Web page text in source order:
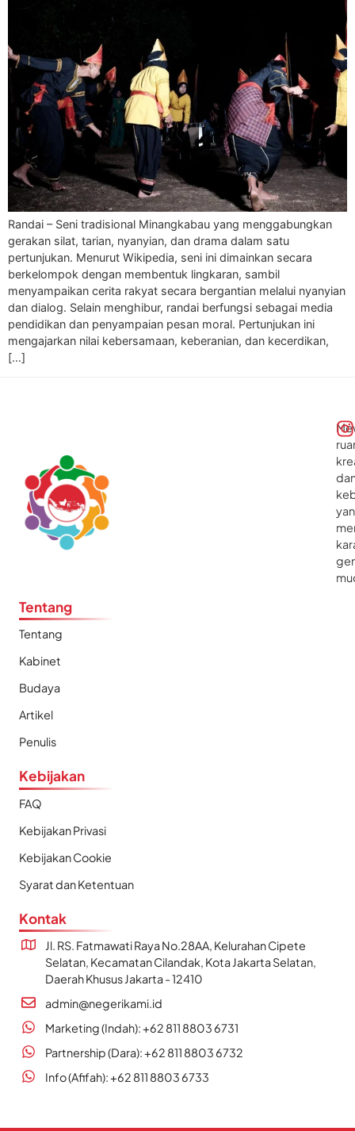
Randai – Seni tradisional Minangkabau yang menggabungkan
gerakan silat, tarian, nyanyian, dan drama dalam satu
pertunjukan. Menurut Wikipedia, seni ini dimainkan secara
berkelompok dengan membentuk lingkaran, sambil
menyampaikan cerita rakyat secara bergantian melalui nyanyian
dan dialog. Selain menghibur, randai berfungsi sebagai media
pendidikan dan penyampaian pesan moral. Pertunjukan ini
mengajarkan nilai kebersamaan, keberanian, dan kecerdikan,
[…]
Tentang
Tentang
Kabinet
Budaya
Artikel
Penulis
Kebijakan
FAQ
Kebijakan Privasi
Kebijakan Cookie
Syarat dan Ketentuan
Kontak
Jl. RS. Fatmawati Raya No.28AA, Kelurahan Cipete
Selatan, Kecamatan Cilandak, Kota Jakarta Selatan,
Daerah Khusus Jakarta - 12410
admin@negerikami.id
Marketing (Indah): +62 811 8803 6731
Partnership (Dara): +62 811 8803 6732
Info (Afifah): +62 811 8803 6733